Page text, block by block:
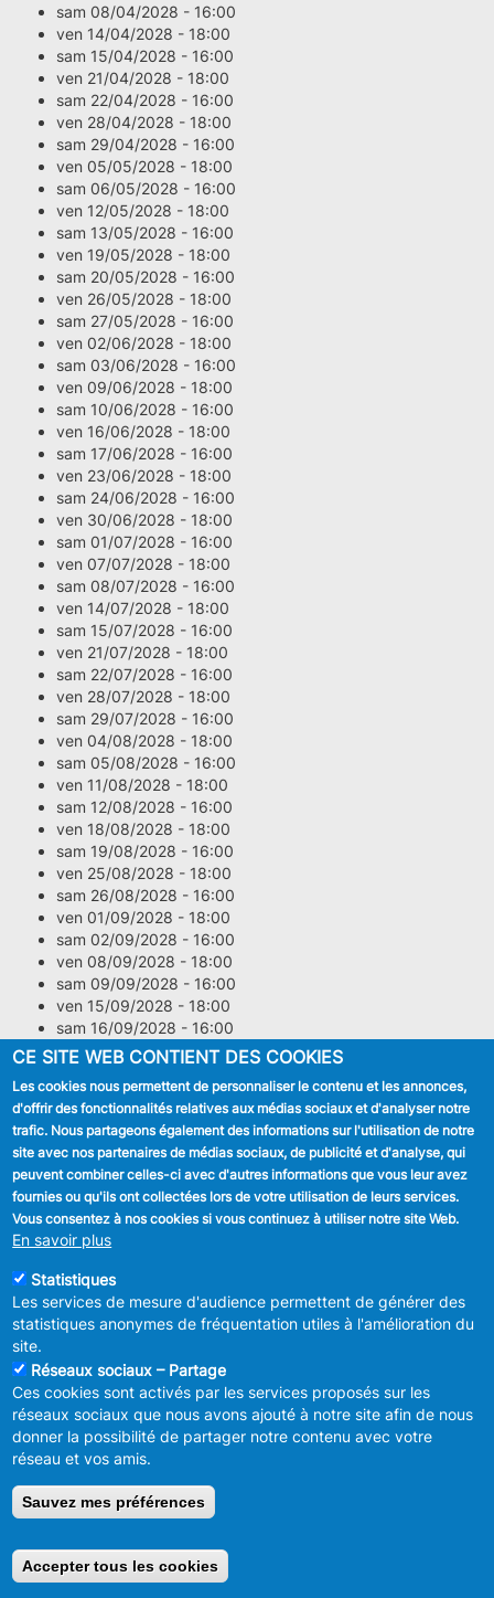
sam 08/04/2028 - 16:00
ven 14/04/2028 - 18:00
sam 15/04/2028 - 16:00
ven 21/04/2028 - 18:00
sam 22/04/2028 - 16:00
ven 28/04/2028 - 18:00
sam 29/04/2028 - 16:00
ven 05/05/2028 - 18:00
sam 06/05/2028 - 16:00
ven 12/05/2028 - 18:00
sam 13/05/2028 - 16:00
ven 19/05/2028 - 18:00
sam 20/05/2028 - 16:00
ven 26/05/2028 - 18:00
sam 27/05/2028 - 16:00
ven 02/06/2028 - 18:00
sam 03/06/2028 - 16:00
ven 09/06/2028 - 18:00
sam 10/06/2028 - 16:00
ven 16/06/2028 - 18:00
sam 17/06/2028 - 16:00
ven 23/06/2028 - 18:00
sam 24/06/2028 - 16:00
ven 30/06/2028 - 18:00
sam 01/07/2028 - 16:00
ven 07/07/2028 - 18:00
sam 08/07/2028 - 16:00
ven 14/07/2028 - 18:00
sam 15/07/2028 - 16:00
ven 21/07/2028 - 18:00
sam 22/07/2028 - 16:00
ven 28/07/2028 - 18:00
sam 29/07/2028 - 16:00
ven 04/08/2028 - 18:00
sam 05/08/2028 - 16:00
ven 11/08/2028 - 18:00
sam 12/08/2028 - 16:00
ven 18/08/2028 - 18:00
sam 19/08/2028 - 16:00
ven 25/08/2028 - 18:00
sam 26/08/2028 - 16:00
ven 01/09/2028 - 18:00
sam 02/09/2028 - 16:00
ven 08/09/2028 - 18:00
sam 09/09/2028 - 16:00
ven 15/09/2028 - 18:00
sam 16/09/2028 - 16:00
ven 22/09/2028 - 18:00
ven 29/09/2028 - 18:00
sam 30/09/2028 - 16:00
ven 06/10/2028 - 18:00
sam 07/10/2028 - 16:00
ven 13/10/2028 - 18:00
sam 14/10/2028 - 16:00
ven 20/10/2028 - 18:00
sam 21/10/2028 - 16:00
ven 27/10/2028 - 18:00
sam 28/10/2028 - 16:00
ven 03/11/2028 - 17:00
sam 04/11/2028 - 15:00
sam 11/11/2028 - 15:00
ven 17/11/2028 - 17:00
sam 18/11/2028 - 15:00
ven 24/11/2028 - 17:00
sam 25/11/2028 - 15:00
ven 01/12/2028 - 17:00
sam 02/12/2028 - 15:00
sam 09/12/2028 - 15:00
ven 15/12/2028 - 17:00
CE SITE WEB CONTIENT DES COOKIES
Les cookies nous permettent de personnaliser le contenu et les annonces,
d'offrir des fonctionnalités relatives aux médias sociaux et d'analyser notre
trafic. Nous partageons également des informations sur l'utilisation de notre
site avec nos partenaires de médias sociaux, de publicité et d'analyse, qui
peuvent combiner celles-ci avec d'autres informations que vous leur avez
fournies ou qu'ils ont collectées lors de votre utilisation de leurs services.
Vous consentez à nos cookies si vous continuez à utiliser notre site Web.
En savoir plus
Statistiques
Les services de mesure d'audience permettent de générer des
statistiques anonymes de fréquentation utiles à l'amélioration du
site.
Réseaux sociaux – Partage
Ces cookies sont activés par les services proposés sur les
réseaux sociaux que nous avons ajouté à notre site afin de nous
donner la possibilité de partager notre contenu avec votre
réseau et vos amis.
Sauvez mes préférences
Accepter tous les cookies